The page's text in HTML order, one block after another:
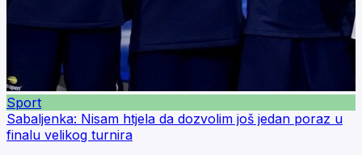
Sport
Sabaljenka: Nisam htjela da dozvolim još jedan poraz u
finalu velikog turnira